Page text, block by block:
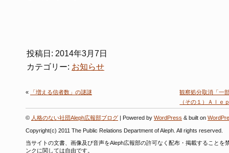
投稿日: 2014年3月7日
カテゴリー: お知らせ
観察処分取消「一
（その１）Ａｌｅ
« 「増える信者数」の謎謎
© 人格のない社団Aleph広報部ブログ | Powered by WordPress & built on
Copyright(c) 2011 The Public Relations Department of Aleph. All rights reserved.
当サイトの文書、画像及び音声をAleph広報部の許可なく配布・掲載すること
ンクに関しては自由です。